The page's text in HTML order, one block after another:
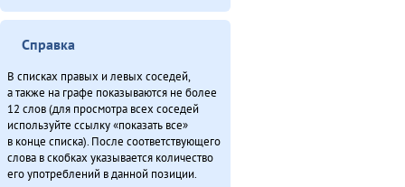
Справка
В списках правых и левых соседей,
а также на графе показываются не более
12 слов (для просмотра всех соседей
используйте ссылку «показать все»
в конце списка). После соответствующего
слова в скобках указывается количество
его употреблений в данной позиции.